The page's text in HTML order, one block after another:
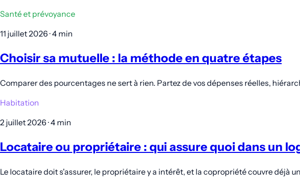
Santé et prévoyance
11 juillet 2026 · 4 min
Choisir sa mutuelle : la méthode en quatre étapes
Comparer des pourcentages ne sert à rien. Partez de vos dépenses réelles,
Habitation
2 juillet 2026 · 4 min
Locataire ou propriétaire : qui assure quoi dans un
Le locataire doit s'assurer, le propriétaire y a intérêt, et la copropriété couvre déjà